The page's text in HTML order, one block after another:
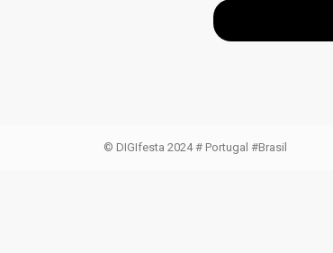
© DIGIfesta 2024 # Portugal #Brasil